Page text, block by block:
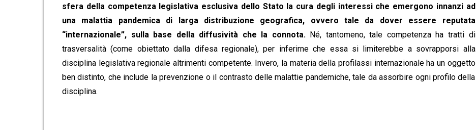
sfera della competenza legislativa esclusiva dello Stato la cura degli interessi che emergono innanzi ad
una malattia pandemica di larga distribuzione geografica, ovvero tale da dover essere reputata
“internazionale”, sulla base della diffusività che la connota. Né, tantomeno, tale competenza ha tratti di
trasversalità (come obiettato dalla difesa regionale), per inferirne che essa si limiterebbe a sovrapporsi alla
disciplina legislativa regionale altrimenti competente. Invero, la materia della profilassi internazionale ha un oggetto
ben distinto, che include la prevenzione o il contrasto delle malattie pandemiche, tale da assorbire ogni profilo della
disciplina.